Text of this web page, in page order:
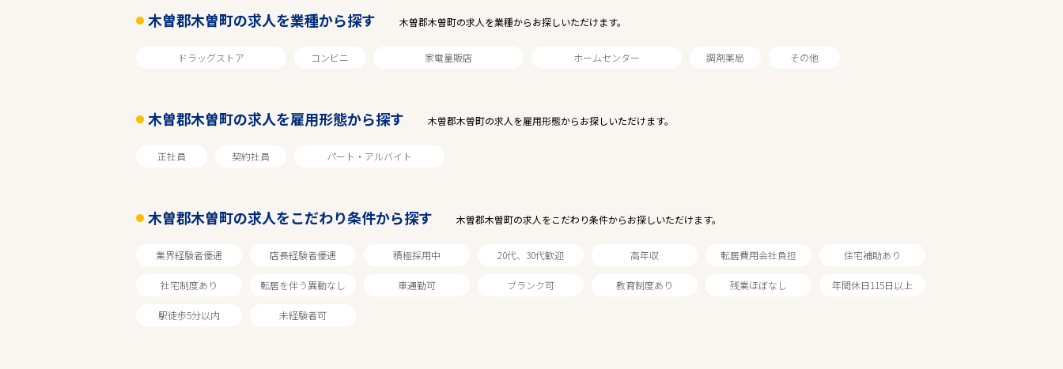
長野
木曽郡木曽町
雇用形態
フリーワード
木曽郡木曽町の求人を業種から探す 木曽郡木曽町の求人を業種からお探しいただけます。
ドラッグストア コンビニ 家電量販店 ホームセンター 調剤薬局 その他
木曽郡木曽町の求人を雇用形態から探す 木曽郡木曽町の求人を雇用形態からお探しいただけます。
正社員 契約社員 パート・アルバイト
木曽郡木曽町の求人をこだわり条件から探す 木曽郡木曽町の求人をこだわり条件からお探しいただけます。
業界経験者優遇 店長経験者優遇 積極採用中 20代、30代歓迎 高年収 転居費用会社負担 住宅補助あり
社宅制度あり 転居を伴う異動なし 車通勤可 ブランク可 教育制度あり 残業ほぼなし 年間休日115日以上
駅徒歩5分以内 未経験者可